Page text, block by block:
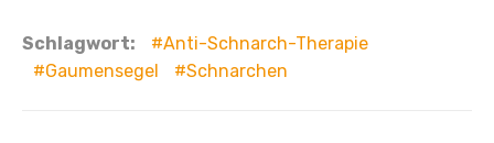
Schlagwort:
Anti-Schnarch-Therapie
Gaumensegel
Schnarchen